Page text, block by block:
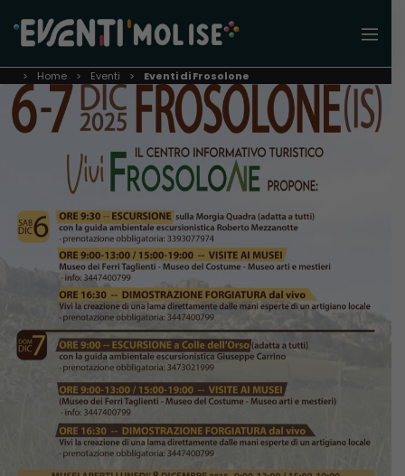
Home Eventi Eventi di Frosolone